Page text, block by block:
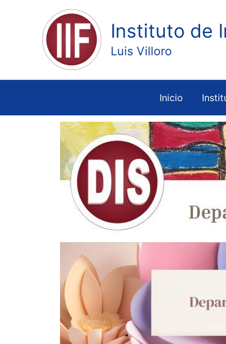
contenido
Instituto de
Luis Villoro
Inicio